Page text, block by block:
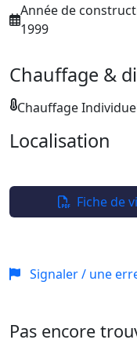
Année de
1999
Chauffage &
Chauffage
Localisation
Fiche de
Signaler / une
Pas encore